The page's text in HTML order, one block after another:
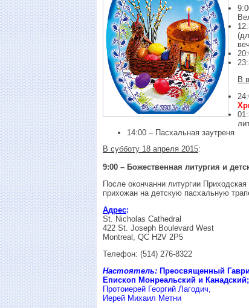
B
14:00 – Пасхальная заутреня
В субботу 18 апреля 2015:
9:00 – Божественная литургия и
После окончанни литургии
прихожан на детскую пасхальную
Aдрес:
St. Nіchоlаs Cаthedrаl
422 St. Joseph Boulevard West
Montreal, QC H2V 2P5
Телефон: (514) 276-8322
Настоятель: Преосвященный
Епископ Монреальский и Канадский;
Протоиерей Георгий Лагодич,
Иерей Михаил Метни